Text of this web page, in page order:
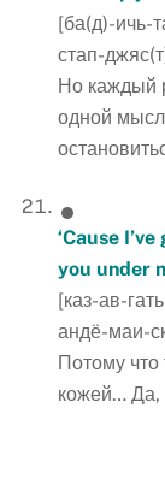
[ба(д)-ичь-
стап-
Но каждый
одной
‘Cause
you under
[каз-ав-
андё-маи-
Потому
кожей…